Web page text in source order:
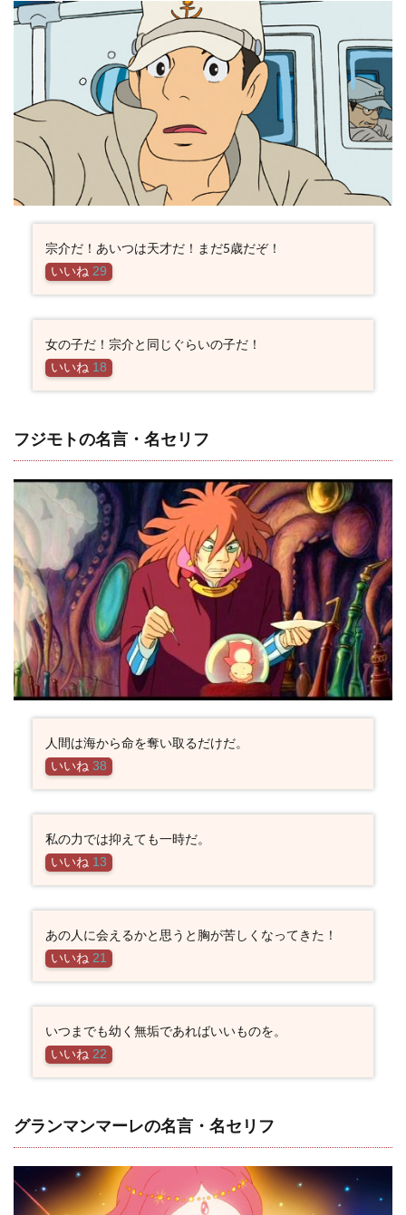
宗介だ！あいつは天才だ！まだ5歳だぞ！
いいね 29
女の子だ！宗介と同じぐらいの子だ！
いいね 18
フジモトの名言・名セリフ
人間は海から命を奪い取るだけだ。
いいね 38
私の力では抑えても一時だ。
いいね 13
あの人に会えるかと思うと胸が苦しくなってきた！
いいね 21
いつまでも幼く無垢であればいいものを。
いいね 22
グランマンマーレの名言・名セリフ